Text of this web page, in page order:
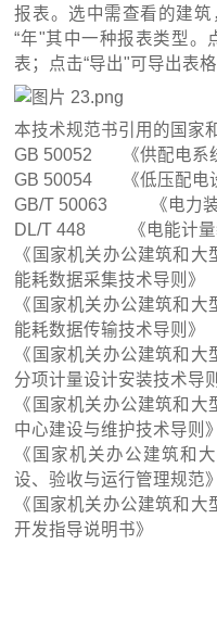
报表。选中需查看的建筑
“年"其中一种报表类型。
表；点击“导出"可导出表格
本技术规范书引用的国家
GB 50052 《供配电系
GB 50054 《低压配电
GB/T 50063 《电力装
DL/T 448 《电能计量
《国家机关办公建筑和
能耗数据采集技术导则》
《国家机关办公建筑和
能耗数据传输技术导则》
《国家机关办公建筑和
分项计量设计安装技术导
《国家机关办公建筑和
中心建设与维护技术导则》
《国家机关办公建筑和
设、验收与运行管理规范》
《国家机关办公建筑和
开发指导说明书》